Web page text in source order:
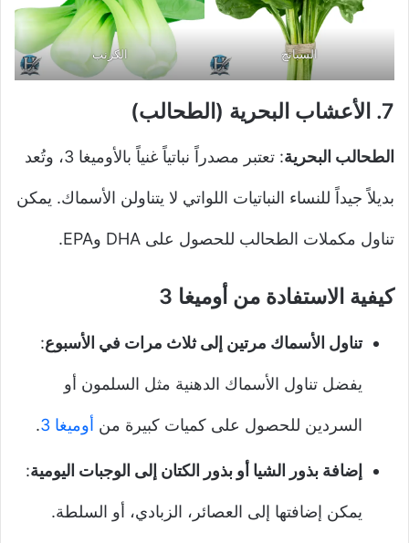
السبانخ الكرنب
7. الأعشاب البحرية (الطحالب)
الطحالب البحرية : تعتبر مصدراً نباتياً غنياً بالأوميغا 3، وتُعد
بديلاً جيداً للنساء النباتيات اللواتي لا يتناولن الأسماك. يمكن
تناول مكملات الطحالب للحصول على DHA وEPA.
كيفية الاستفادة من أوميغا 3
تناول الأسماك مرتين إلى ثلاث مرات في الأسبوع:
يفضل تناول الأسماك الدهنية مثل السلمون أو
السردين للحصول على كميات كبيرة من أوميغا 3 .
إضافة بذور الشيا أو بذور الكتان إلى الوجبات اليومية:
يمكن إضافتها إلى العصائر، الزبادي، أو السلطة.